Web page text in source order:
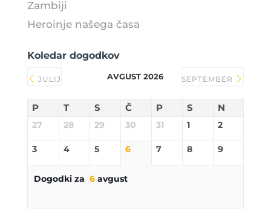
Zambiji
Heroinje našega časa
Koledar dogodkov
JULIJ AVGUST 2026 SEPTEMBER
P T S Č P S N
27 28 29 30 31 1 2
3 4 5 6 7 8 9
Dogodki za 6avgust